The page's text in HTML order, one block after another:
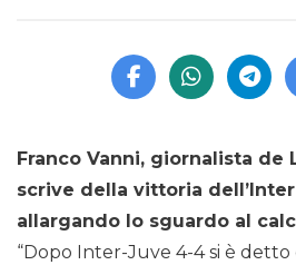
Franco Vanni, giornalista de
scrive della vittoria dell’Inter
allargando lo sguardo al
“Dopo Inter-Juve 4-4 si è